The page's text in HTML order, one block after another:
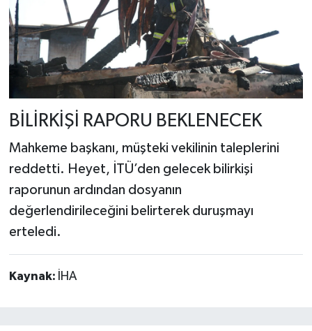
BİLİRKİŞİ RAPORU BEKLENECEK
Mahkeme başkanı, müşteki vekilinin taleplerini
reddetti. Heyet, İTÜ’den gelecek bilirkişi
raporunun ardından dosyanın
değerlendirileceğini belirterek duruşmayı
erteledi.
Kaynak: İHA